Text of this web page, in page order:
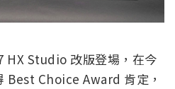
HX Studio 改版登場，在今
Best Choice Award 肯定，